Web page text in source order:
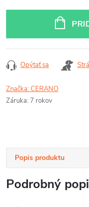
Opýtať sa
Značka:CERANO
Záruka: 7 rokov
Popis produktu
Podrobný